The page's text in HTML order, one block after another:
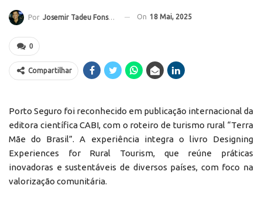
Por Josemir Tadeu Fonseca On 18 Mai, 2025
0
Compartilhar
Porto Seguro foi reconhecido em publicação internacional da
editora científica CABI, com o roteiro de turismo rural “Terra
Mãe do Brasil”. A experiência integra o livro Designing
Experiences for Rural Tourism, que reúne práticas
inovadoras e sustentáveis de diversos países, com foco na
valorização comunitária.